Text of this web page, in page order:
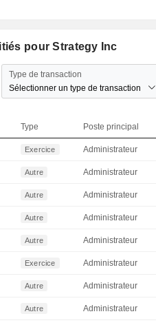
pour Strategy Inc
Type de transaction
Sélectionner un type de transaction
Type Poste principal
Exercice Administrateur
Autre Administrateur
Autre Administrateur
Autre Administrateur
Autre Administrateur
Exercice Administrateur
Autre Administrateur
Autre Administrateur